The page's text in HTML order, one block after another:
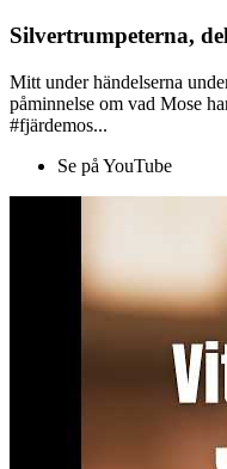
Silvertrumpeterna,
Mitt under händelserna
påminnelse om vad Mose
#fjärdemos...
Se på YouTube